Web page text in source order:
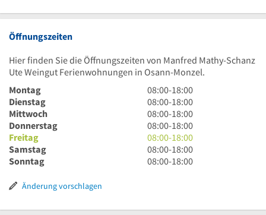
Öffnungszeiten
Hier finden Sie die Öffnungszeiten von Manfred Mathy-Schanz
Ute Weingut Ferienwohnungen in Osann-Monzel.
Montag
8
Uhr
bis
18
Uhr
08:00-18:00
Dienstag
8
Uhr
bis
18
Uhr
08:00-18:00
Mittwoch
8
Uhr
bis
18
Uhr
08:00-18:00
Donnerstag
8
Uhr
bis
18
08:00-18:00
Freitag
8
Uhr
bis
08:00-18:00
Samstag
8
Uhr
08:00-18:00
Sonntag
8
Uhr
08:00-18:00
Änderung vorschlagen